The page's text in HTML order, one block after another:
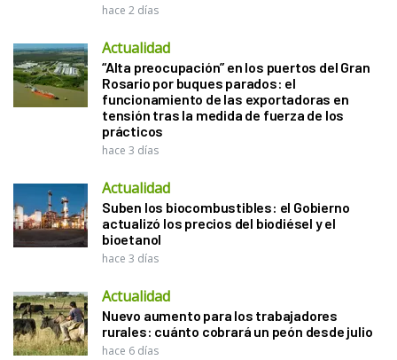
hace 2 días
Actualidad
“Alta preocupación” en los puertos del Gran
Rosario por buques parados: el
funcionamiento de las exportadoras en
tensión tras la medida de fuerza de los
prácticos
hace 3 días
Actualidad
Suben los biocombustibles: el Gobierno
actualizó los precios del biodiésel y el
bioetanol
hace 3 días
Actualidad
Nuevo aumento para los trabajadores
rurales: cuánto cobrará un peón desde julio
hace 6 días